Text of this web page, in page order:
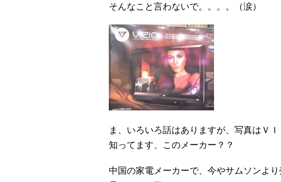
そんなこと言わないで。。。。（涙）
ま、いろいろ話はありますが、写真はＶ
知ってます、このメーカー？？
中国の家電メーカーで、今やサムソンよ